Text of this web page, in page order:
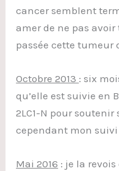
cancer semblent
amer de ne pas
passée cette tumeur
Octobre 2013 : six
qu’elle est suivie en
2LC1-N pour
cependant mon
Mai 2016 : je la